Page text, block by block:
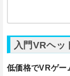
入門VRヘッ
低価格でVRゲー